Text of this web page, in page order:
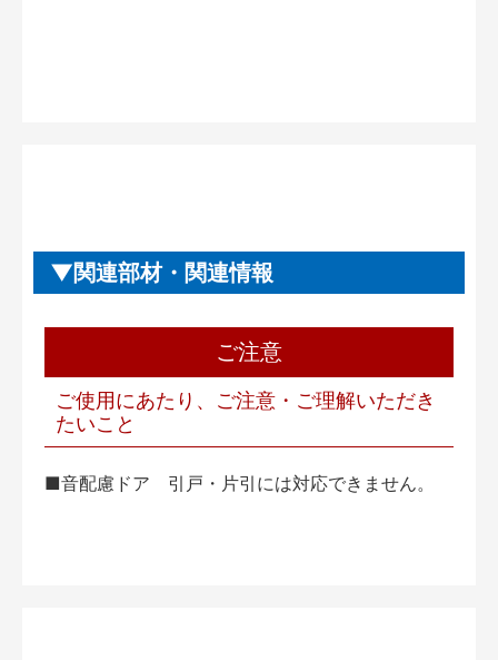
関連部材・関連情報
ご注意
ご使用にあたり、ご注意・ご理解いただき
たいこと
■音配慮ドア 引戸・片引には対応できません。